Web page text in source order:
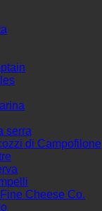
serra
di Campofilone
Cheese Co.